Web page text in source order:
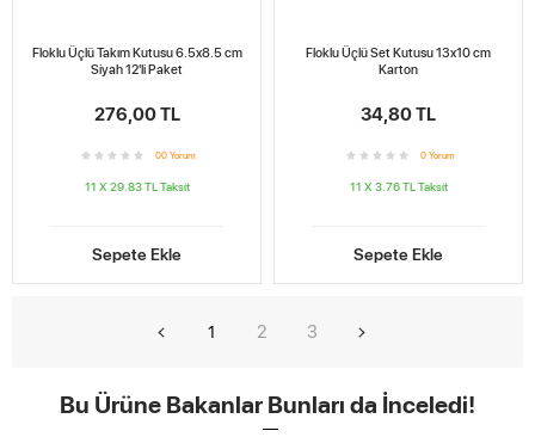
Floklu Üçlü Takım Kutusu 6.5x8.5 cm
Siyah 12'li Paket
276,00 TL
00 Yorum
11 X 29.83 TL Taksit
Sepete Ekle
Floklu Üçlü Set Kutusu 13x10 cm
Karton
34,80 TL
0 Yorum
11 X 3.76 TL Taksit
Sepete Ekle
1 2 3
Bu Ürüne Bakanlar Bunları da İnceledi!